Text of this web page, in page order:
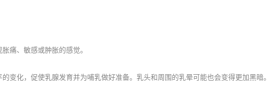
痛、敏感或肿胀的感觉。
变化，促使乳腺发育并为哺乳做好准备。乳头和周围的乳晕可能也会变得更加黑暗。